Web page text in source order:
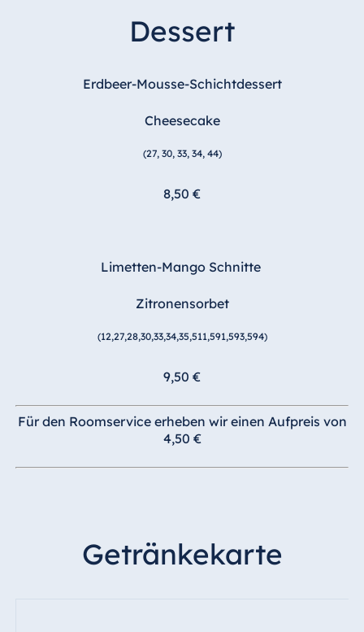
Dessert
Erdbeer-Mousse-Schichtdessert
Cheesecake
(27, 30, 33, 34, 44)
8,50 €
Limetten-Mango Schnitte
Zitronensorbet
(12,27,28,30,33,34,35,511,591,593,594)
9,50 €
Für den Roomservice erheben wir einen Aufpreis von
4,50 €
Getränkekarte